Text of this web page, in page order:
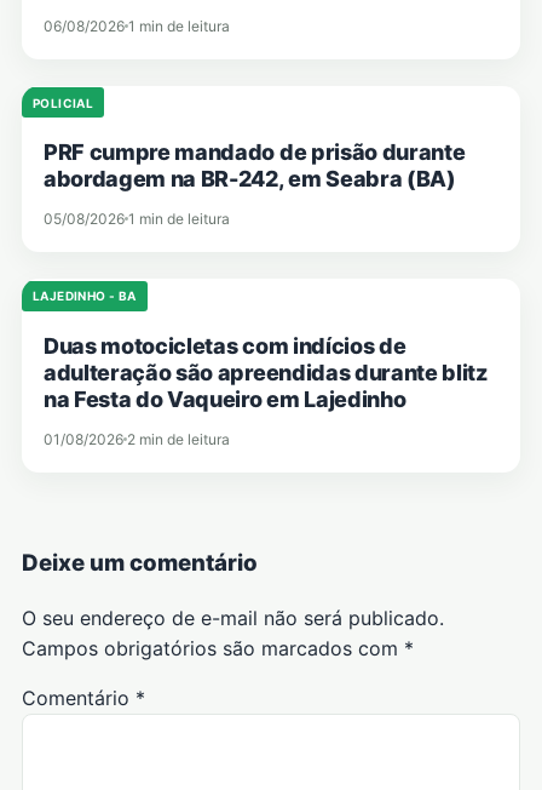
06/08/2026 1 min de leitura
POLICIAL
PRF cumpre mandado de prisão durante
abordagem na BR-242, em Seabra (BA)
05/08/2026 1 min de leitura
LAJEDINHO - BA
Duas motocicletas com indícios de
adulteração são apreendidas durante blitz
na Festa do Vaqueiro em Lajedinho
01/08/2026 2 min de leitura
Deixe um comentário
O seu endereço de e-mail não será publicado.
Campos obrigatórios são marcados com *
Comentário *